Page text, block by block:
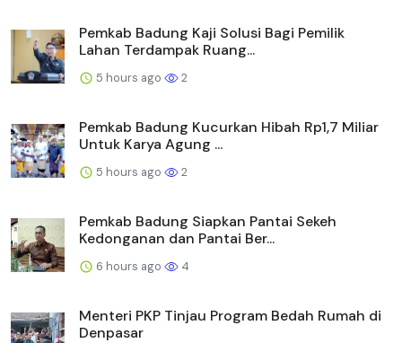
Pemkab Badung Kaji Solusi Bagi Pemilik
Lahan Terdampak Ruang...
5 hours ago 2
Pemkab Badung Kucurkan Hibah Rp1,7 Miliar
Untuk Karya Agung ...
5 hours ago 2
Pemkab Badung Siapkan Pantai Sekeh
Kedonganan dan Pantai Ber...
6 hours ago 4
Menteri PKP Tinjau Program Bedah Rumah di
Denpasar